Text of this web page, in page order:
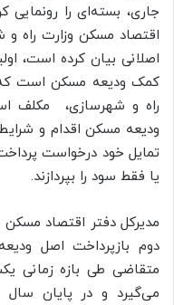
جاری، بسته‌ای را
اقتصاد مسکن وزارت راه
اصلانی بیان کرده است،
کمک ودیعه مسکن است که
راه و شهرسازی، ‌ مکلف
ودیعه مسکن اقدام و
تمایل خود درخواست
یا فقط سود را بپردازند.
مدیرکل دفتر اقتصاد
دوم بازپرداخت اصل
متقاضی طی بازه زمانی
می‌گیرد و در پایان سال